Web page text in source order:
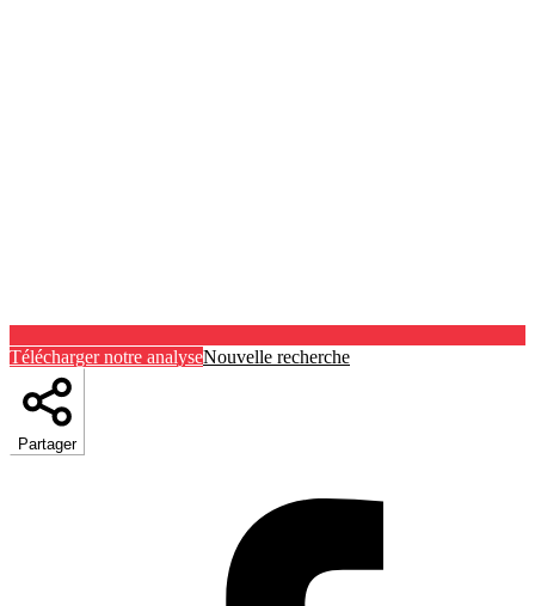
Télécharger notre analyseNouvelle recherche
Partager